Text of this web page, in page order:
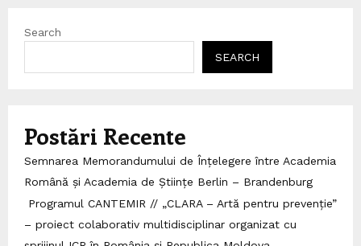
Search
SEARCH
Postări Recente
Semnarea Memorandumului de Înțelegere între Academia
Română și Academia de Științe Berlin – Brandenburg
Programul CANTEMIR // „CLARA – Artă pentru prevenție”
– proiect colaborativ multidisciplinar organizat cu